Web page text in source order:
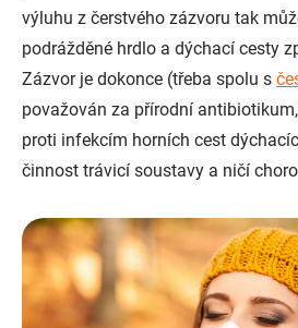
výluhu z čerstvého zázvoru tak
podrážděné hrdlo a dýchací cesty
Zázvor je dokonce (třeba spolu s
považován za přírodní
proti infekcím horních cest
činnost trávicí soustavy a ničí